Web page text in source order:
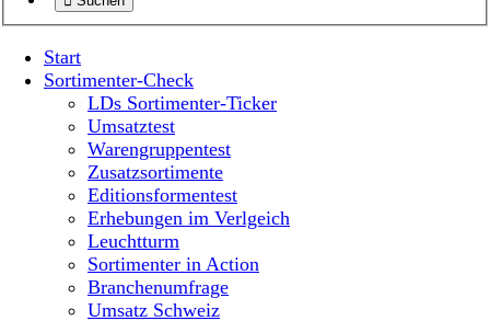
Start
Sortimenter-Check
LDs Sortimenter-Ticker
Umsatztest
Warengruppentest
Zusatzsortimente
Editionsformentest
Erhebungen im Verlgeich
Leuchtturm
Sortimenter in Action
Branchenumfrage
Umsatz Schweiz